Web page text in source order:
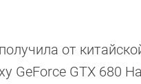
от
GeForce GTX 680